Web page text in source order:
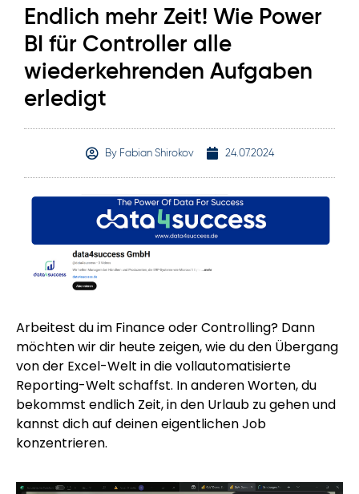
Endlich mehr Zeit! Wie Power
BI für Controller alle
wiederkehrenden Aufgaben
erledigt
ByFabian Shirokov 24.07.2024
Arbeitest du im Finance oder Controlling? Dann
möchten wir dir heute zeigen, wie du den Übergang
von der Excel-Welt in die vollautomatisierte
Reporting-Welt schaffst. In anderen Worten, du
bekommst endlich Zeit, in den Urlaub zu gehen und
kannst dich auf deinen eigentlichen Job
konzentrieren.